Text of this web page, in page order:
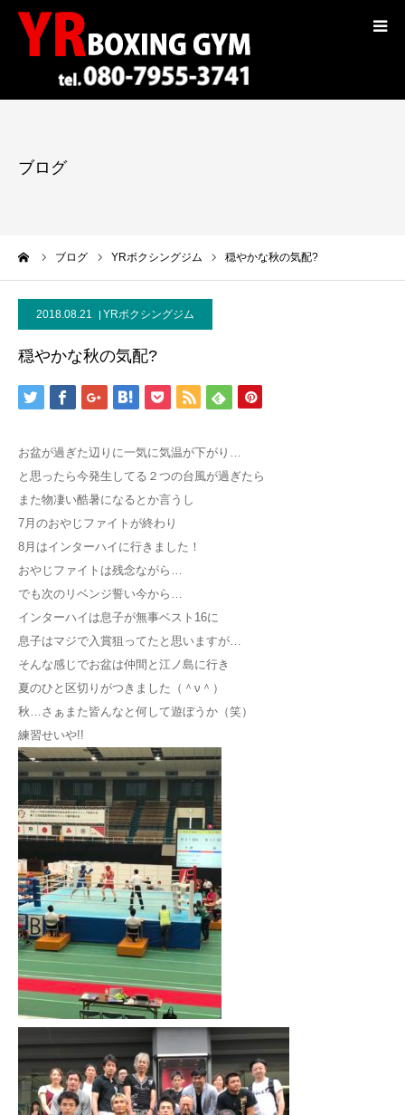
ブログ
ブログ YRボクシングジム 穏やかな秋の気配?
2018.08.21 YRボクシングジム
穏やかな秋の気配?
お盆が過ぎた辺りに一気に気温が下がり…
と思ったら今発生してる２つの台風が過ぎたら
また物凄い酷暑になるとか言うし
7月のおやじファイトが終わり
8月はインターハイに行きました！
おやじファイトは残念ながら…
でも次のリベンジ誓い今から…
インターハイは息子が無事ベスト16に
息子はマジで入賞狙ってたと思いますが…
そんな感じでお盆は仲間と江ノ島に行き
夏のひと区切りがつきました（＾ν＾）
秋…さぁまた皆んなと何して遊ぼうか（笑）
練習せいや!!
コンセプト
選手紹介
ブログ